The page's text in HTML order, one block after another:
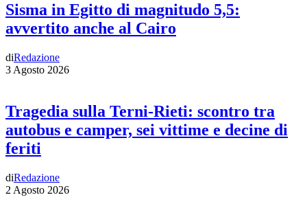
Sisma in Egitto di magnitudo 5,5:
avvertito anche al Cairo
diRedazione
3 Agosto 2026
Tragedia sulla Terni-Rieti: scontro tra
autobus e camper, sei vittime e decine di
feriti
diRedazione
2 Agosto 2026